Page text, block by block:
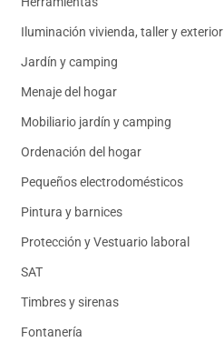
Iluminación vivienda, taller y exterior
Jardín y camping
Menaje del hogar
Mobiliario jardín y camping
Ordenación del hogar
Pequeños electrodomésticos
Pintura y barnices
Protección y Vestuario laboral
SAT
Timbres y sirenas
Fontanería